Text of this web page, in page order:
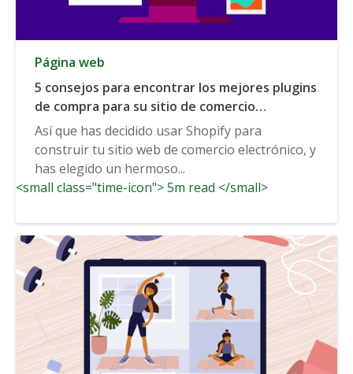
Página web
5 consejos para encontrar los mejores plugins
de compra para su sitio de comercio
electrónico
Así que has decidido usar Shopify para
construir tu sitio web de comercio electrónico, y
has elegido un hermoso...
<small class="time-icon"> 5m read </small>